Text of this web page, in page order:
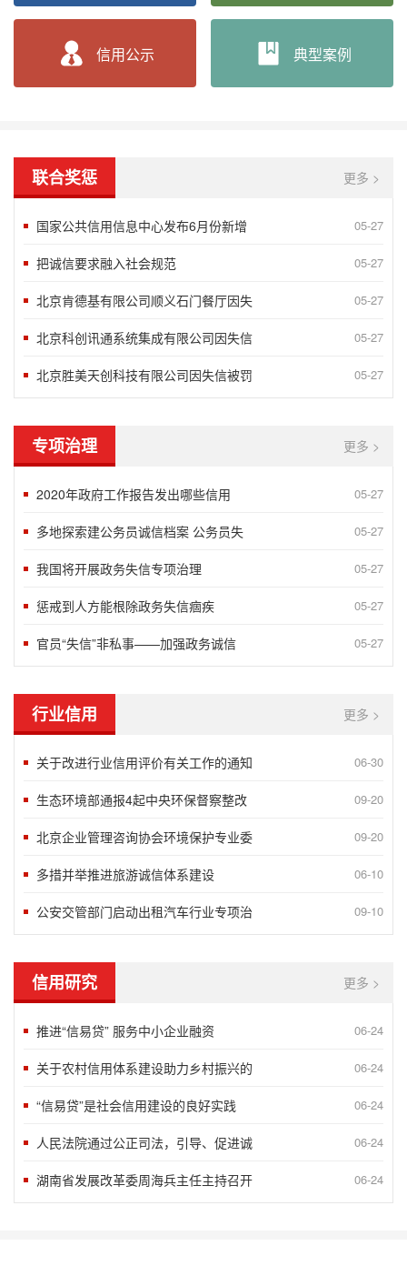
“2018北京榜样”发布八月第一周5 09-10
言信行果 千金一诺——第八届湖南省诚
北京蓝源企业管理有限公司评为AAA
2020年获得企业信用AAA级企业
信用公示 典型案例
联合奖惩 更多 >
国家公共信用信息中心发布6月份新增 05-27
把诚信要求融入社会规范 05-27
北京肯德基有限公司顺义石门餐厅因失 05-27
北京科创讯通系统集成有限公司因失信 05-27
北京胜美天创科技有限公司因失信被罚 05-27
专项治理 更多 >
2020年政府工作报告发出哪些信用 05-27
多地探索建公务员诚信档案 公务员失 05-27
我国将开展政务失信专项治理 05-27
惩戒到人方能根除政务失信痼疾 05-27
官员“失信”非私事——加强政务诚信 05-27
行业信用 更多 >
关于改进行业信用评价有关工作的通知 06-30
生态环境部通报4起中央环保督察整改 09-20
北京企业管理咨询协会环境保护专业委 09-20
多措并举推进旅游诚信体系建设 06-10
公安交管部门启动出租汽车行业专项治 09-10
信用研究 更多 >
推进“信易贷” 服务中小企业融资 06-24
关于农村信用体系建设助力乡村振兴的 06-24
“信易贷”是社会信用建设的良好实践 06-24
人民法院通过公正司法，引导、促进诚 06-24
湖南省发展改革委周海兵主任主持召开 06-24